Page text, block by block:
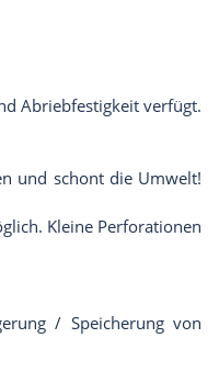
Abriebfestigkeit verfügt.
und schont die Umwelt!
Kleine Perforationen
/ Speicherung von